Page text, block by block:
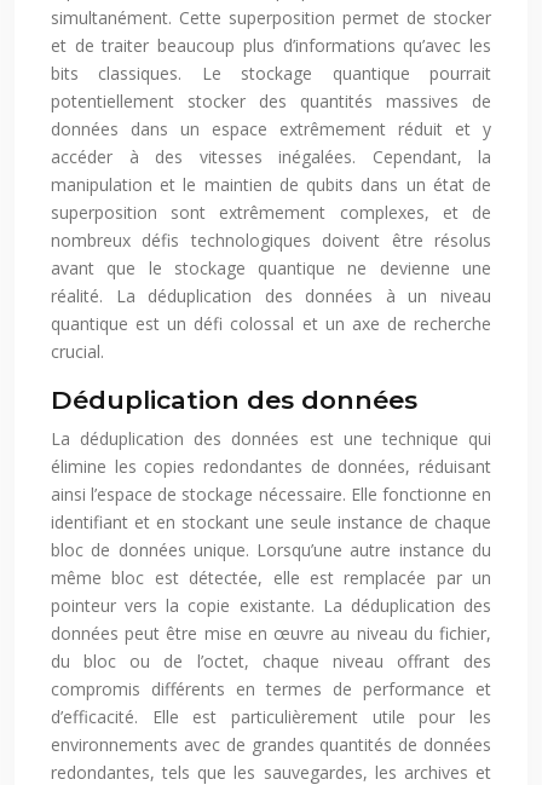
simultanément. Cette superposition permet de stocker
et de traiter beaucoup plus d’informations qu’avec les
bits classiques. Le stockage quantique pourrait
potentiellement stocker des quantités massives de
données dans un espace extrêmement réduit et y
accéder à des vitesses inégalées. Cependant, la
manipulation et le maintien de qubits dans un état de
superposition sont extrêmement complexes, et de
nombreux défis technologiques doivent être résolus
avant que le stockage quantique ne devienne une
réalité. La déduplication des données à un niveau
quantique est un défi colossal et un axe de recherche
crucial.
Déduplication des données
La déduplication des données est une technique qui
élimine les copies redondantes de données, réduisant
ainsi l’espace de stockage nécessaire. Elle fonctionne en
identifiant et en stockant une seule instance de chaque
bloc de données unique. Lorsqu’une autre instance du
même bloc est détectée, elle est remplacée par un
pointeur vers la copie existante. La déduplication des
données peut être mise en œuvre au niveau du fichier,
du bloc ou de l’octet, chaque niveau offrant des
compromis différents en termes de performance et
d’efficacité. Elle est particulièrement utile pour les
environnements avec de grandes quantités de données
redondantes, tels que les sauvegardes, les archives et